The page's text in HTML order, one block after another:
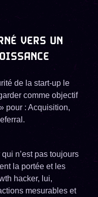
VERS UN
de la start-up le
comme objectif
pour : Acquisition,
n’est pas toujours
la portée et les
hacker, lui,
mesurables et